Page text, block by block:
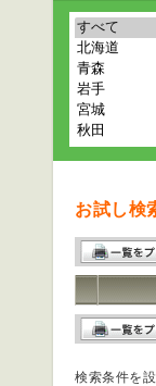
お試し検
検索条件を